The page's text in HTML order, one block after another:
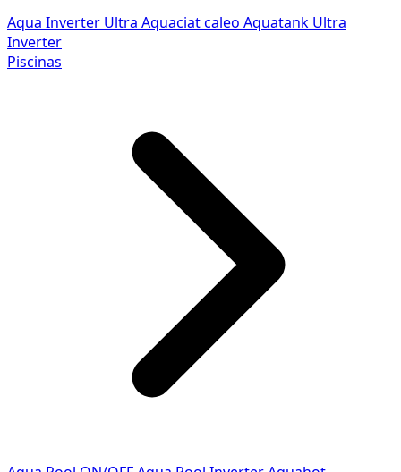
Aqua Inverter Ultra Aquaciat caleo Aquatank Ultra
Inverter
Piscinas